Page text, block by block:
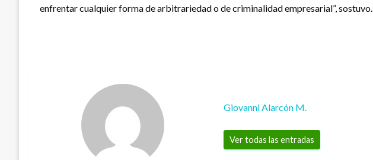
enfrentar cualquier forma de arbitrariedad o de criminalidad empresarial”, sostuvo.
Giovanni Alarcón M.
Ver todas las entradas